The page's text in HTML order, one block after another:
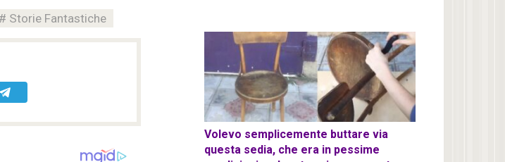
Storie Fantastiche
Volevo semplicemente buttare via
questa sedia, che era in pessime